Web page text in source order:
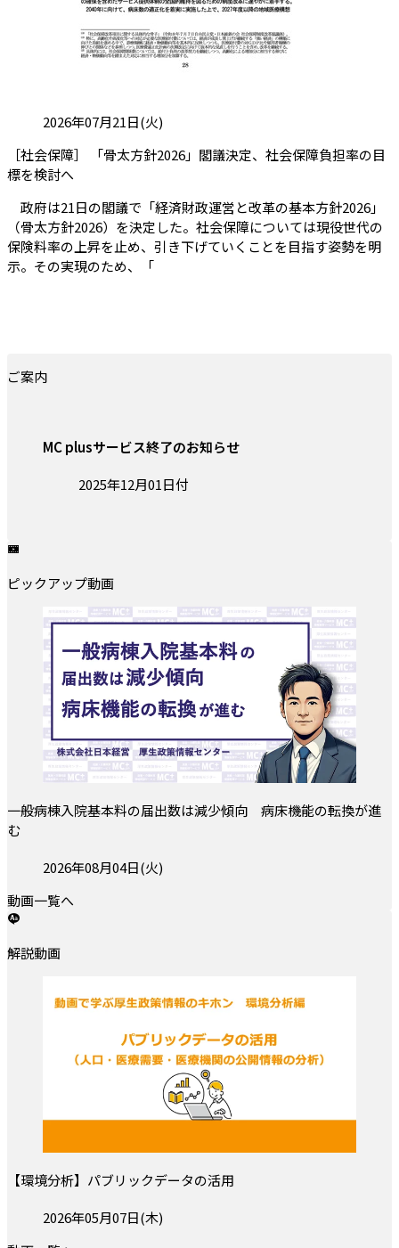
投稿日:2026年07月21日(火)
［社会保障］ 「骨太方針2026」閣議決定、社会保障負担率の目
標を検討へ
政府は21日の閣議で「経済財政運営と改革の基本方針2026」
（骨太方針2026）を決定した。社会保障については現役世代の
保険料率の上昇を止め、引き下げていくことを目指す姿勢を明
示。その実現のため、「
ご案内
MC plusサービス終了のお知らせ
投稿日:2025年12月01日付
ピックアップ動画
一般病棟入院基本料の届出数は減少傾向 病床機能の転換が進
む
投稿日:2026年08月04日(火)
動画一覧へ
解説動画
【環境分析】パブリックデータの活用
投稿日:2026年05月07日(木)